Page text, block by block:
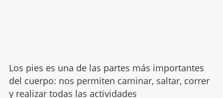
Los pies es una de las partes más importantes
del cuerpo: nos permiten caminar, saltar, correr
y realizar todas las actividades